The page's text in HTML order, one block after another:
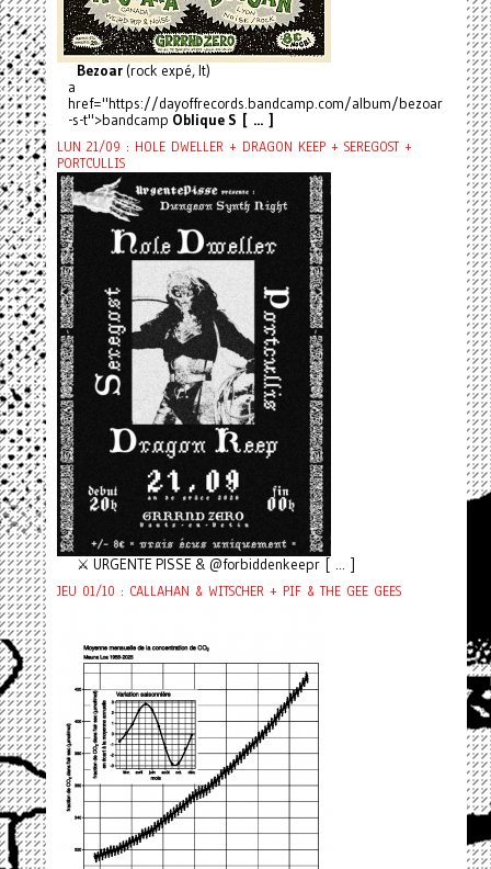
Bezoar(rock expé, It)
a
href="https://dayoffrecords.bandcamp.com/album/bezoar
-s-t">bandcamp Oblique S [ ... ]
LUN 21/09 : HOLE DWELLER + DRAGON KEEP + SEREGOST +
PORTCULLIS
⚔️ URGENTE PISSE & @forbiddenkeepr [ ... ]
JEU 01/10 : CALLAHAN & WITSCHER + PIF & THE GEE GEES